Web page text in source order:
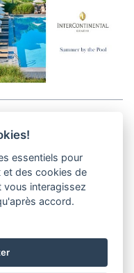
Media Kit
Privacy Policy
312 41 41
essentiels pour
et des cookies de
vous interagissez
accord.